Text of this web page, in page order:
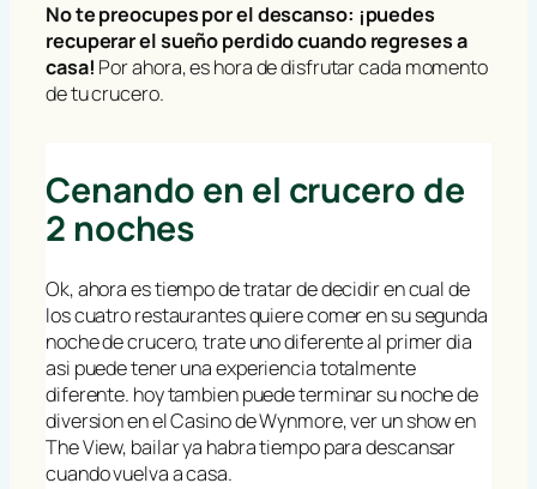
No te preocupes por el descanso: ¡puedes
recuperar el sueño perdido cuando regreses a
casa! Por ahora, es hora de disfrutar cada momento
de tu crucero.
Cenando en el crucero de
2 noches
Ok, ahora es tiempo de tratar de decidir en cual de
los cuatro restaurantes quiere comer en su segunda
noche de crucero, trate uno diferente al primer dia
asi puede tener una experiencia totalmente
diferente. hoy tambien puede terminar su noche de
diversion en el Casino de Wynmore, ver un show en
The View, bailar ya habra tiempo para descansar
cuando vuelva a casa.